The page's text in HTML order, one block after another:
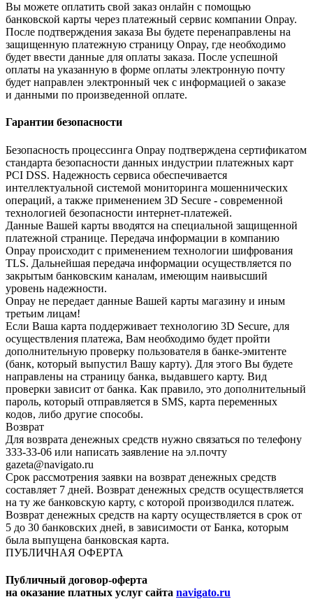
Вы можете оплатить свой заказ онлайн с помощью
банковской карты через платежный сервис компании Onpay.
После подтверждения заказа Вы будете перенаправлены на
защищенную платежную страницу Onpay, где необходимо
будет ввести данные для оплаты заказа. После успешной
оплаты на указанную в форме оплаты электронную почту
будет направлен электронный чек с информацией о заказе
и данными по произведенной оплате.
Гарантии безопасности
Безопасность процессинга Onpay подтверждена сертификатом
стандарта безопасности данных индустрии платежных карт
PCI DSS. Надежность сервиса обеспечивается
интеллектуальной системой мониторинга мошеннических
операций, а также применением 3D Secure - современной
технологией безопасности интернет-платежей.
Данные Вашей карты вводятся на специальной защищенной
платежной странице. Передача информации в компанию
Onpay происходит с применением технологии шифрования
TLS. Дальнейшая передача информации осуществляется по
закрытым банковским каналам, имеющим наивысший
уровень надежности.
Onpay не передает данные Вашей карты магазину и иным
третьим лицам!
Если Ваша карта поддерживает технологию 3D Secure, для
осуществления платежа, Вам необходимо будет пройти
дополнительную проверку пользователя в банке-эмитенте
(банк, который выпустил Вашу карту). Для этого Вы будете
направлены на страницу банка, выдавшего карту. Вид
проверки зависит от банка. Как правило, это дополнительный
пароль, который отправляется в SMS, карта переменных
кодов, либо другие способы.
Возврат
Для возврата денежных средств нужно связаться по телефону
333-33-06 или написать заявление на эл.почту
gazeta@navigato.ru
Срок рассмотрения заявки на возврат денежных средств
составляет 7 дней. Возврат денежных средств осуществляется
на ту же банковскую карту, с которой производился платеж.
Возврат денежных средств на карту осуществляется в срок от
5 до 30 банковских дней, в зависимости от Банка, которым
была выпущена банковская карта.
ПУБЛИЧНАЯ ОФЕРТА
Публичный договор-оферта
на оказание платных услуг сайта navigato.ru